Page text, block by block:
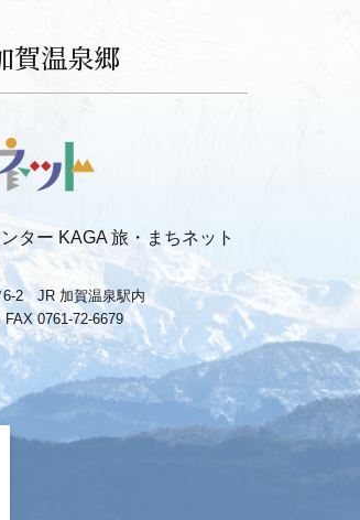
賀温泉郷
ター KAGA 旅・まちネット
6-2 JR 加賀温泉駅内
FAX 0761-72-6679